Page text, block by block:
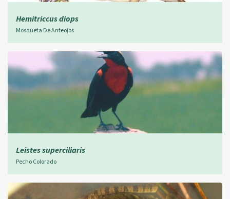
Hemitriccus diops
Mosqueta De Anteojos
Leistes superciliaris
Pecho Colorado